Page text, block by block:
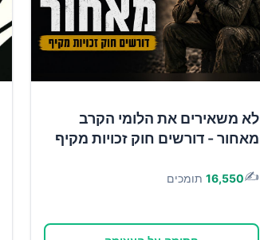
לא משאירים את הלומי הקרב
מאחור - דורשים חוק זכויות מקיף
✍️
16,550 תומכים